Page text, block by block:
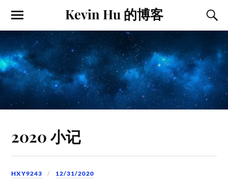
Kevin Hu 的博客
2020 小记
HXY9243 12/31/2020